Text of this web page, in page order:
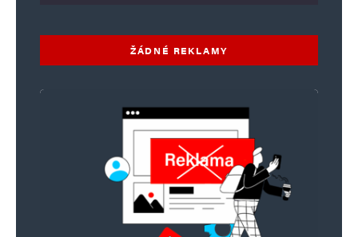
ŽÁDNÉ REKLAMY